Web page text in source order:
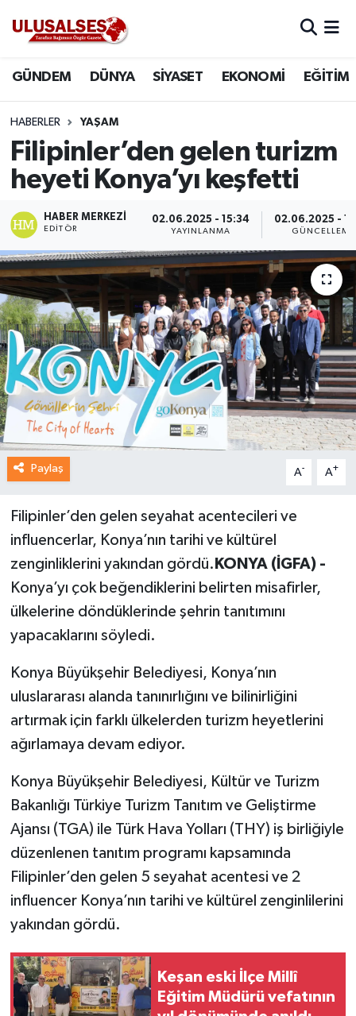
GÜNDEM DÜNYA SİYASET EKONOMİ EĞİTİM
HABERLER YAŞAM
Filipinler’den gelen turizm
heyeti Konya’yı keşfetti
HABER MERKEZI
EDITÖR
02.06.2025 - 15:34
YAYINLANMA
02.06.2025 -
GÜNCELLEME
Paylaş A- A+
Filipinler’den gelen seyahat acentecileri ve
influencerlar, Konya’nın tarihi ve kültürel
zenginliklerini yakından gördü. KONYA (İGFA) -
Konya’yı çok beğendiklerini belirten misafirler,
ülkelerine döndüklerinde şehrin tanıtımını
yapacaklarını söyledi.
Konya Büyükşehir Belediyesi, Konya’nın
uluslararası alanda tanınırlığını ve bilinirliğini
artırmak için farklı ülkelerden turizm heyetlerini
ağırlamaya devam ediyor.
Konya Büyükşehir Belediyesi, Kültür ve Turizm
Bakanlığı Türkiye Turizm Tanıtım ve Geliştirme
Ajansı (TGA) ile Türk Hava Yolları (THY) iş birliğiyle
düzenlenen tanıtım programı kapsamında
Filipinler’den gelen 5 seyahat acentesi ve 2
influencer Konya’nın tarihi ve kültürel zenginlilerini
yakından gördü.
Keşan eski İlçe Millî
Eğitim Müdürü vefatının
DÜNYA
SİYASET
EKONOMİ
EĞİTİM
SAĞLIK
MAGAZİN
SPOR
Trafik Durumu
Süper Lig Puan Durumu ve Fikstür
Tüm Manşetler
Son Dakika Haberleri
Haber Arşivi